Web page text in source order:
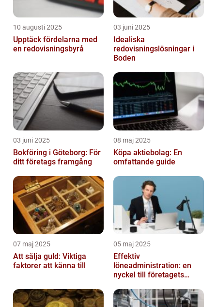
10 augusti 2025
Upptäck fördelarna med
en redovisningsbyrå
03 juni 2025
Idealiska
redovisningslösningar i
Boden
03 juni 2025
Bokföring i Göteborg: För
ditt företags framgång
08 maj 2025
Köpa aktiebolag: En
omfattande guide
07 maj 2025
Att sälja guld: Viktiga
faktorer att känna till
05 maj 2025
Effektiv
löneadministration: en
nyckel till företagets